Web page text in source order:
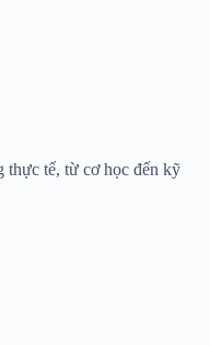
thực tế, từ cơ học đến kỹ